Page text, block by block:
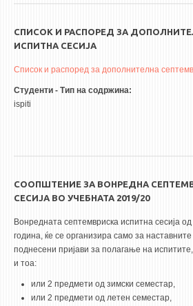
СПИСОК И РАСПОРЕД ЗА
ИСПИТНА СЕСИЈА
Список и распоред за дополнителна
Студенти - Тип на содржина:
ispiti
СООПШТЕНИЕ ЗА ВОНРЕДНА
СЕСИЈА ВО УЧЕБНАТА 2019/20
Вонредната септемвриска испитна сесија
година, ќе се организира само за
поднесени пријави за полагање на
и тоа:
или 2 предмети од зимски семестар,
или 2 предмети од летен семестар,